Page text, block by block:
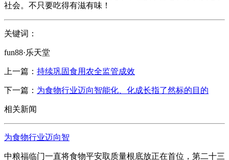
社会。不只要吃得有滋有味！
关键词：
fun88·乐天堂
上一篇： 持续巩固食用农全监管成效
下一篇： 为食物行业迈向智能化、化成长指了然标的目的
相关新闻
为食物行业迈向智
中粮福临门一直将食物平安取质量根底放正在首位，第二十三